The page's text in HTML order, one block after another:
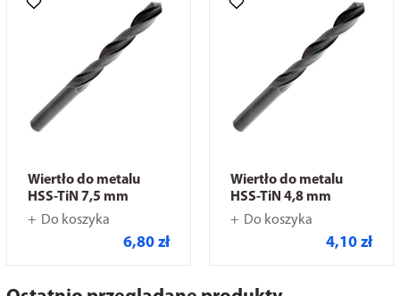
Wiertło do metalu
HSS-TiN 7,5 mm
Do koszyka
6,80 zł
Wiertło do metalu
HSS-TiN 4,8 mm
Do koszyka
4,10 zł